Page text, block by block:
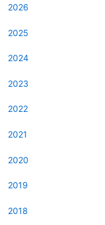
2026
2025
2024
2023
2022
2021
2020
2019
2018